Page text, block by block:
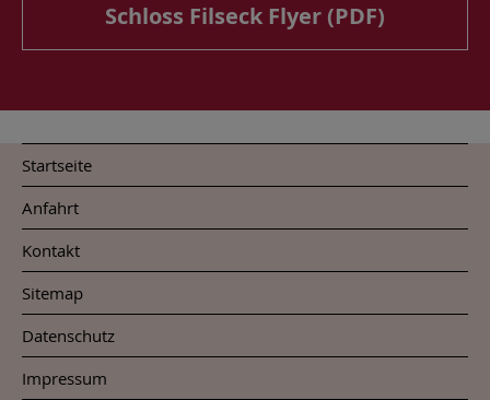
Schloss Filseck Flyer (PDF)
Startseite
Anfahrt
Kontakt
Sitemap
Datenschutz
Impressum